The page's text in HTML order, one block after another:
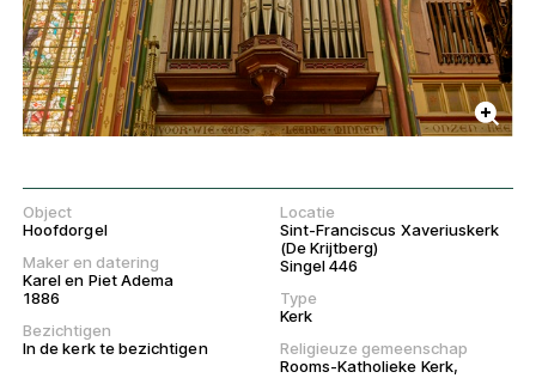
Object
Hoofdorgel
Maker en datering
Karel en Piet Adema
1886
Bezichtigen
In de kerk te bezichtigen
Locatie
Sint-Franciscus Xaveriuskerk
(De Krijtberg)
Singel 446
Type
Kerk
Religieuze gemeenschap
Rooms-Katholieke Kerk,